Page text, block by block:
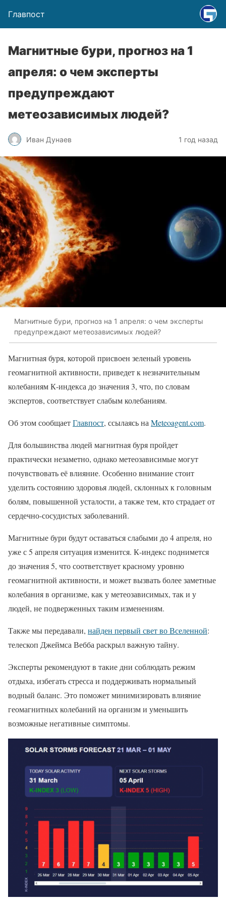
Главпост
Магнитные бури, прогноз на 1
апреля: о чем эксперты
предупреждают
метеозависимых людей?
Иван Дунаев 1 год назад
Магнитные бури, прогноз на 1 апреля: о чем эксперты
предупреждают метеозависимых людей?
Магнитная буря, которой присвоен зеленый уровень
геомагнитной активности, приведет к незначительным
колебаниям К-индекса до значения 3, что, по словам
экспертов, соответствует слабым колебаниям.
Об этом сообщаетГлавпост, ссылаясь на Meteoagent.com.
Для большинства людей магнитная буря пройдет
практически незаметно, однако метеозависимые могут
почувствовать её влияние. Особенно внимание стоит
уделить состоянию здоровья людей, склонных к головным
болям, повышенной усталости, а также тем, кто страдает от
сердечно-сосудистых заболеваний.
Магнитные бури будут оставаться слабыми до 4 апреля, но
уже с 5 апреля ситуация изменится. К-индекс поднимется
до значения 5, что соответствует красному уровню
геомагнитной активности, и может вызвать более заметные
колебания в организме, как у метеозависимых, так и у
людей, не подверженных таким изменениям.
Также мы передавали, найден первый свет во Вселенной:
телескоп Джеймса Вебба раскрыл важную тайну.
Эксперты рекомендуют в такие дни соблюдать режим
отдыха, избегать стресса и поддерживать нормальный
водный баланс. Это поможет минимизировать влияние
геомагнитных колебаний на организм и уменьшить
возможные негативные симптомы.